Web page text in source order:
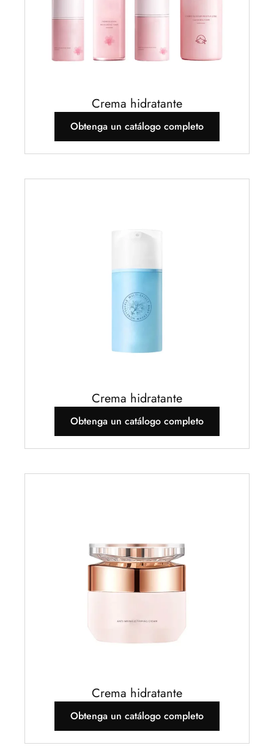
Crema hidratante
Obtenga un catálogo completo
Crema hidratante
Obtenga un catálogo completo
Crema hidratante
Obtenga un catálogo completo